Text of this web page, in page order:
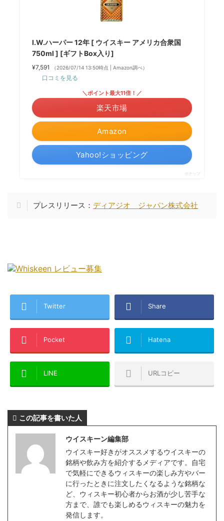
I.W.ハーパー 12年 [ ウイスキー アメリカ合衆国
750ml ] [ギフトBox入り]
¥7,591 （2026/07/14 13:50時点 | Amazon調べ）
口コミを見る
Amazon
＼ポイント最大11倍！／
楽天市場
Yahoo!ショッピング
ポチップ
プレスリリース： ディアジオ ジャパン株式会社
Twitter Share
Pocket Hatena
LINE URLコピー
この記事を書いた人
ウイスキーン編集部
ウイスキー好きがオススメするウイスキーの
銘柄や飲み方を紹介するメディアです。自宅
で気軽にできるウィスキーの楽しみ方やバー
に行ったときに注文したくなるような銘柄な
ど、ウィスキー初心者からお酒が少し苦手な
方まで、誰でも楽しめるウィスキーの魅力を
発信します。